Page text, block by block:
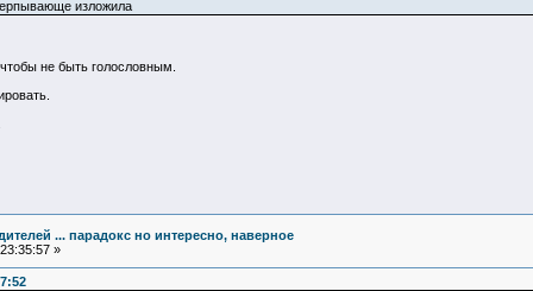
изложила
не быть голословным.
... парадокс но интересно, наверное
»